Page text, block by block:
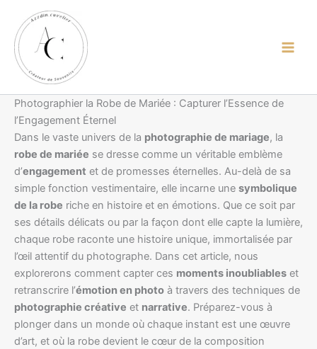
principal
contenu
Photographier la Robe de Mariée : Capturer l’Essence de
l’Engagement Éternel
Dans le vaste univers de la photographie de mariage, la
robe de mariée se dresse comme un véritable emblème
d’engagement et de promesses éternelles. Au-delà de sa
simple fonction vestimentaire, elle incarne une symbolique
de la robe riche en histoire et en émotions. Que ce soit par
ses détails délicats ou par la façon dont elle capte la lumière,
chaque robe raconte une histoire unique, immortalisée par
l’œil attentif du photographe. Dans cet article, nous
explorerons comment capter ces moments inoubliables et
retranscrire l’émotion en photo à travers des techniques de
photographie créative et narrative. Préparez-vous à
plonger dans un monde où chaque instant est une œuvre
d’art, et où la robe devient le cœur de la composition